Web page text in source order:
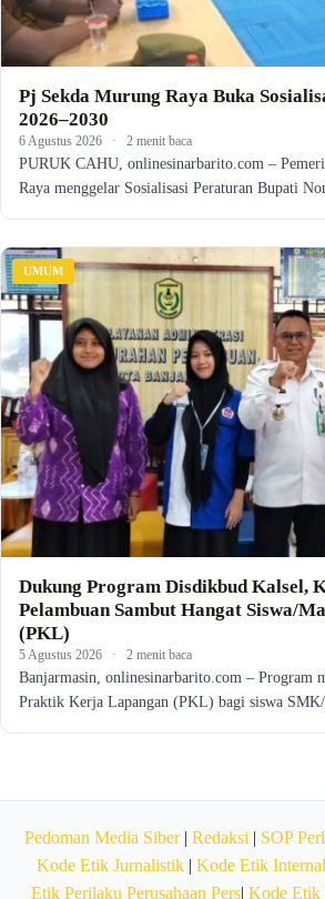
Pj Sekda Murung Raya Buka
2026–2030
6 Agustus 2026 · 2 menit baca
PURUK CAHU, onlinesinarbarito.com –
Raya menggelar Sosialisasi Peraturan Bupati
UMUM
Dukung Program Disdikbud Kalsel,
Pelambuan Sambut Hangat Siswa/
(PKL)
5 Agustus 2026 · 2 menit baca
Banjarmasin, onlinesinarbarito.com – Program
Praktik Kerja Lapangan (PKL) bagi siswa SMK/
Pedoman Media Siber| Redaksi | SOP
Kode Etik Jurnalistik| Kode Etik
Etik Perilaku Perusahaan Pers| Kode Etik